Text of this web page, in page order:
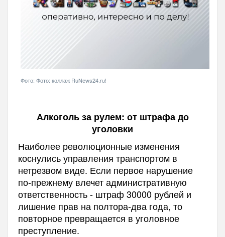
Фото: Фото: коллаж RuNews24.ru!
Алкоголь за рулем: от штрафа до
уголовки
Наиболее революционные изменения
коснулись управления транспортом в
нетрезвом виде. Если первое нарушение
по-прежнему влечет административную
ответственность - штраф 30000 рублей и
лишение прав на полтора-два года, то
повторное превращается в уголовное
преступление.